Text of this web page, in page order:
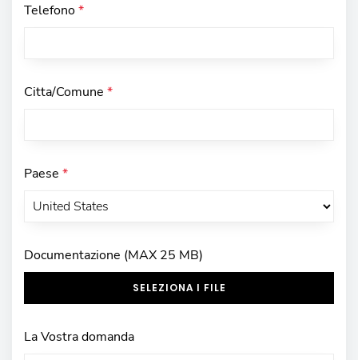
Telefono*
Citta/Comune *
Paese *
Documentazione (MAX 25 MB)
SELEZIONA I FILE
La Vostra domanda